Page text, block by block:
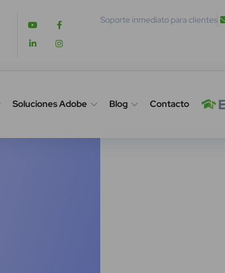
Soporte inmediato para clientes
Soluciones Adobe Blog Contacto